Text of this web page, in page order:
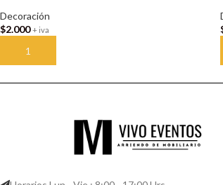
Decoración
$2.000 + iva
AÑADIR AL CARRITO